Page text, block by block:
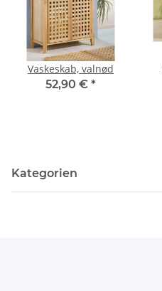
Vaskeskab, valnød
52,90 € *
Kategorien